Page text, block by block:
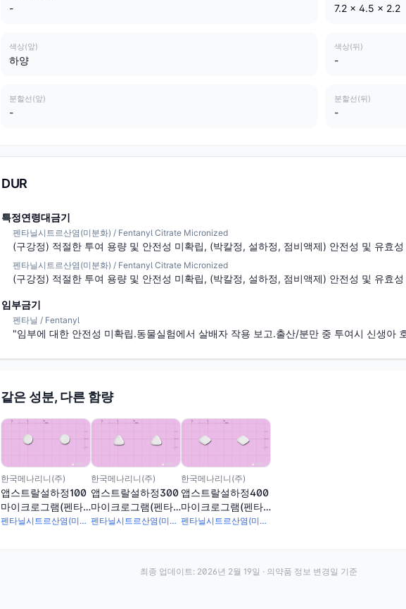
- 7.2 x 4.5 x 2.2
색상(앞)
하양
색상(뒤)
-
분할선(앞)
-
분할선(뒤)
-
DUR
특정연령대금기
펜타닐시트르산염(미분화) / Fentanyl Citrate Micronized
(구강정) 적절한 투여 용량 및 안전성 미확립, (박칼정, 설하정, 점비액제) 안전성 및 유효
펜타닐시트르산염(미분화) / Fentanyl Citrate Micronized
(구강정) 적절한 투여 용량 및 안전성 미확립, (박칼정, 설하정, 점비액제) 안전성 및 유효
임부금기
펜타닐 / Fentanyl
"임부에 대한 안전성 미확립.동물실험에서 살배자 작용 보고.출산/분만 중 투여시 신생아
같은 성분, 다른 함량
한국메나리니(주)
앱스트랄설하정100
마이크로그램(펜타
닐시트르산염)
펜타닐시트르산염(미분화) 157.1μg
한국메나리니(주)
앱스트랄설하정300
마이크로그램(펜타
닐시트르산염)
펜타닐시트르산염(미분화) 471.3μg
한국메나리니(주)
앱스트랄설하정400
마이크로그램(펜타
닐시트르산염)
펜타닐시트르산염(미분화) 628.4μg
최종 업데이트: 2026년 2월 19일 · 의약품 정보 변경일 기준